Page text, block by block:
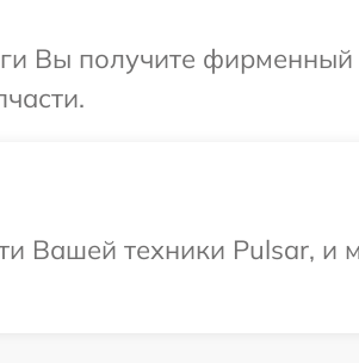
Вы получите фирменный
Вашей техники Pulsar, и